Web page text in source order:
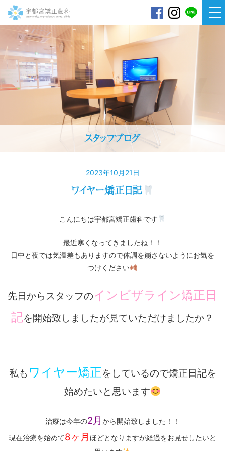
宇都宮矯正歯科
スタッフブログ
2023年10月21日
ワイヤー矯正日記
こんにちは宇都宮矯正歯科です
最近寒くなってきましたね！！
日中と夜では気温差もありますので体調を崩さないようにお気を
つけください
先日からスタッフのインビザライン矯正日
記を開始致しましたが見ていただけましたか？
私も ワイヤー矯正をしているので矯正日記を
始めたいと思います
治療は今年の2月 から開始致しました！！
現在治療を始めて8ヶ月 ほどとなりますが経過をお見せしたいと